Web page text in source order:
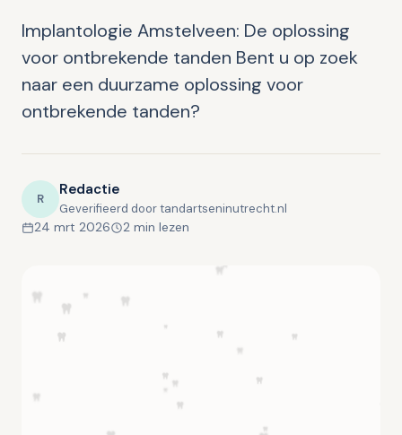
Implantologie Amstelveen: De oplossing
voor ontbrekende tanden Bent u op zoek
naar een duurzame oplossing voor
ontbrekende tanden?
R Redactie
Geverifieerd door tandartseninutrecht.nl
24 mrt 2026 2 min lezen